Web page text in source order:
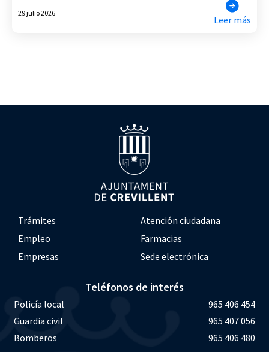
29 julio 2026
Leer más
Trámites
Atención ciudadana
Empleo
Farmacias
Empresas
Sede electrónica
Teléfonos de interés
Policía local
965 406 454
Guardia civil
965 407 056
Bomberos
965 406 480